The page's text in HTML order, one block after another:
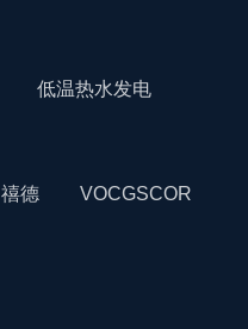
低温热水发电
禧德 VOCGSCOR